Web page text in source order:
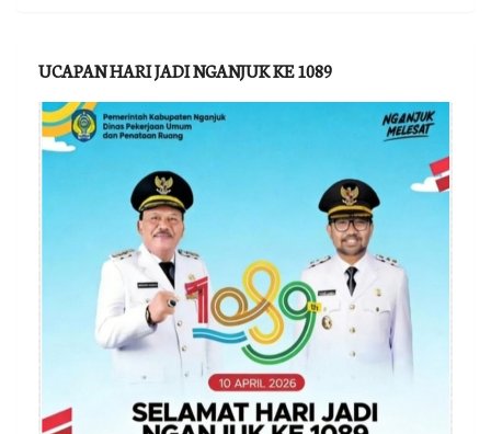
UCAPAN HARI JADI NGANJUK KE 1089